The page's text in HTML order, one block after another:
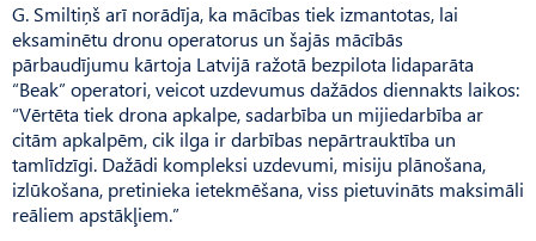
G. Smiltiņš arī norādīja, ka mācības tiek izmantotas, lai
eksaminētu dronu operatorus un šajās mācībās
pārbaudījumu kārtoja Latvijā ražotā bezpilota lidaparāta
“Beak” operatori, veicot uzdevumus dažādos diennakts laikos:
“Vērtēta tiek drona apkalpe, sadarbība un mij­iedarbība ar
citām apkalpēm, cik ilga ir darbības nepārtrauktība un
tamlīdzīgi. Dažādi kompleksi uzdevumi, misiju plānošana,
izlūkošana, pretinieka ietekmēšana, viss pietuvināts mak­simāli
reāliem apstākļiem.”